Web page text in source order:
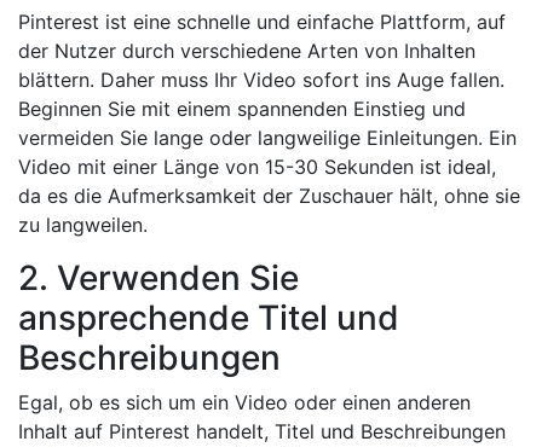
Pinterest ist eine schnelle und einfache Plattform, auf
der Nutzer durch verschiedene Arten von Inhalten
blättern. Daher muss Ihr Video sofort ins Auge fallen.
Beginnen Sie mit einem spannenden Einstieg und
vermeiden Sie lange oder langweilige Einleitungen. Ein
Video mit einer Länge von 15-30 Sekunden ist ideal,
da es die Aufmerksamkeit der Zuschauer hält, ohne sie
zu langweilen.
2. Verwenden Sie
ansprechende Titel und
Beschreibungen
Egal, ob es sich um ein Video oder einen anderen
Inhalt auf Pinterest handelt, Titel und Beschreibungen